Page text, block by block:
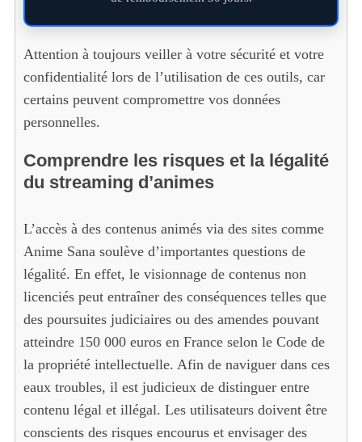
Attention à toujours veiller à votre sécurité et votre
confidentialité lors de l’utilisation de ces outils, car
certains peuvent compromettre vos données
personnelles.
Comprendre les risques et la légalité
du streaming d’animes
L’accès à des contenus animés via des sites comme
Anime Sana soulève d’importantes questions de
légalité. En effet, le visionnage de contenus non
licenciés peut entraîner des conséquences telles que
des poursuites judiciaires ou des amendes pouvant
atteindre 150 000 euros en France selon le Code de
la propriété intellectuelle. Afin de naviguer dans ces
eaux troubles, il est judicieux de distinguer entre
contenu légal et illégal. Les utilisateurs doivent être
conscients des risques encourus et envisager des